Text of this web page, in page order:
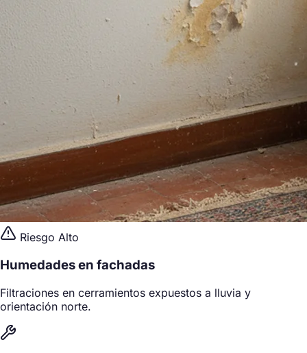
Riesgo Alto
Humedades en fachadas
Filtraciones en cerramientos expuestos a lluvia y
orientación norte.